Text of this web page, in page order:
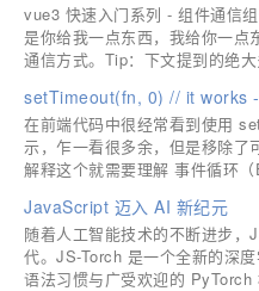
vue3 快速入门系列 - 组件通信
是你给我一点东西，我给你一点
通信方式。Tip：下文提到的绝
setTimeout(fn, 0) // it works
在前端代码中很经常看到使用
示，乍一看很多余，但是移除了
解释这个就需要理解 事件循环
JavaScript 迈入 AI 新纪元
随着人工智能技术的不断进步
代。JS-Torch 是一个全新的深
语法习惯与广受欢迎的 PyTorch